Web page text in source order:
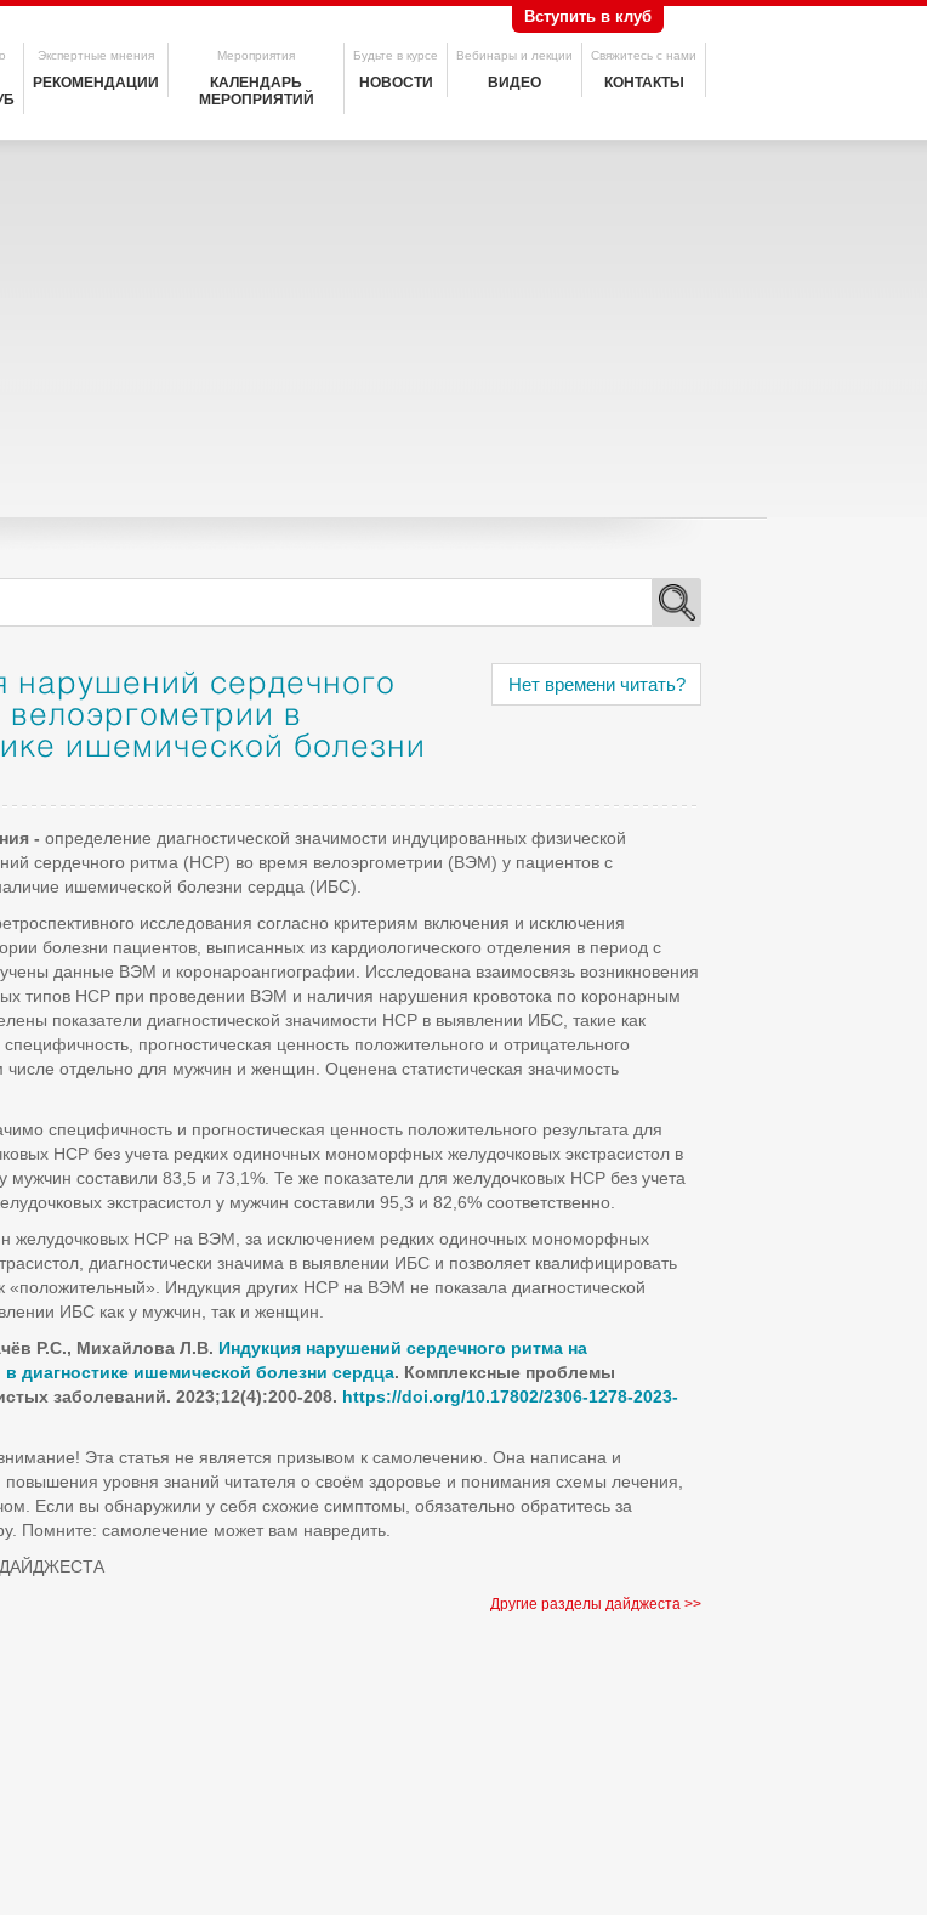
Экспертные мнения
РЕКОМЕНДАЦИИ
Мероприятия
КАЛЕНДАРЬ
МЕРОПРИЯТИЙ
Будьте в курсе
НОВОСТИ
Вебинары и лекции
ВИДЕО
Свяжитесь с нами
КОНТАКТЫ
Вступить в клуб
нарушений сердечного
велоэргометрии в
ишемической болезни
Нет времени читать?
- определение диагностической значимости индуцированных физической
сердечного ритма (НСР) во время велоэргометрии (ВЭМ) у пациентов с
ишемической болезни сердца (ИБС).
исследования согласно критериям включения и исключения
болезни пациентов, выписанных из кардиологического отделения в период с
данные ВЭМ и коронароангиографии. Исследована взаимосвязь возникновения
типов НСР при проведении ВЭМ и наличия нарушения кровотока по коронарным
показатели диагностической значимости НСР в выявлении ИБС, такие как
специфичность, прогностическая ценность положительного и отрицательного
числе отдельно для мужчин и женщин. Оценена статистическая значимость
специфичность и прогностическая ценность положительного результата для
НСР без учета редких одиночных мономорфных желудочковых экстрасистол в
мужчин составили 83,5 и 73,1%. Те же показатели для желудочковых НСР без учета
экстрасистол у мужчин составили 95,3 и 82,6% соответственно.
желудочковых НСР на ВЭМ, за исключением редких одиночных мономорфных
диагностически значима в выявлении ИБС и позволяет квалифицировать
«положительный». Индукция других НСР на ВЭМ не показала диагностической
ИБС как у мужчин, так и женщин.
Р.С., Михайлова Л.В. Индукция нарушений сердечного ритма на
диагностике ишемической болезни сердца. Комплексные проблемы
заболеваний. 2023;12(4):200-208. https://doi.org/10.17802/2306-1278-2023-
Эта статья не является призывом к самолечению. Она написана и
повышения уровня знаний читателя о своём здоровье и понимания схемы лечения,
Если вы обнаружили у себя схожие симптомы, обязательно обратитесь за
Помните: самолечение может вам навредить.
Другие разделы дайджеста >>